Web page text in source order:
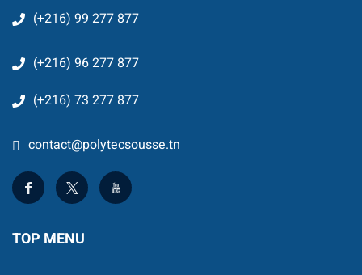
PFE
& intervention
(+216) 99 277 877
(+216) 96 277 877
(+216) 73 277 877
contact@polytecsousse.tn
TOP MENU